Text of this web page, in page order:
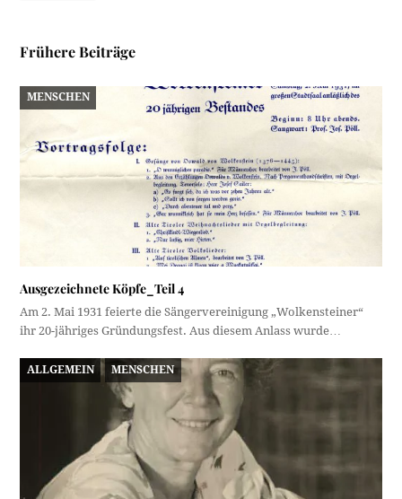
Frühere Beiträge
MENSCHEN
Ausgezeichnete Köpfe_Teil 4
Am 2. Mai 1931 feierte die Sängervereinigung „Wolkensteiner“
ihr 20-jähriges Gründungsfest. Aus diesem Anlass wurde…
ALLGEMEIN MENSCHEN